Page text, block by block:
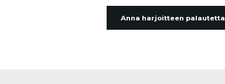
Anna harjoitteen palautetta